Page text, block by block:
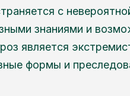
с
знаниями и
является
формы и